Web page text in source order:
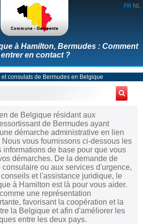
FR NL
à Hamilton, Bermudes : Comment
entrer en contact ?
consulats de Bermudes en Belgique
de Belgique résidant aux
de Bermudes ayant
démarche administrative en lien
vous fournissons ci-dessous les
informations de base pour que vous
démarches. De la demande de
ou aux services d'urgence,
et l'assistance juridique, le
à Hamilton est là pour vous aider.
une représentation
favorisant la coopération et la
la Belgique et afin d'améliorer les
entre les deux pays.